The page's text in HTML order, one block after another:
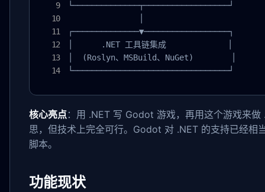
└──────────────┬──────────────────┘
┌──────────────▼──────────────────┐
│      .NET 工具链集成             │
│  (Roslyn、MSBuild、NuGet)        │
└─────────────────────────────────┘
核心亮点：用 .NET 写 Godot 游戏，再用这个游戏来
思，但技术上完全可行。Godot 对 .NET 的支持已经相
脚本。
功能现状